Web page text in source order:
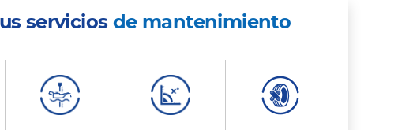
servicios de mantenimiento